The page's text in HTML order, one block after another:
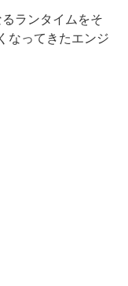
ランタイムをそ
なってきたエンジ